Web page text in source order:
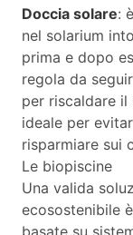
Doccia solare:
nel solarium
prima e dopo
regola da
per riscaldare il
ideale per
risparmiare sui
Le biopiscine
Una valida
ecosostenibile